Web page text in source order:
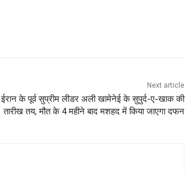
Next article
ईरान के पूर्व सुप्रीम लीडर अली खामेनेई के सुपुर्द-ए-खाक की
तारीख तय, मौत के 4 महीने बाद मशहद में किया जाएगा दफन